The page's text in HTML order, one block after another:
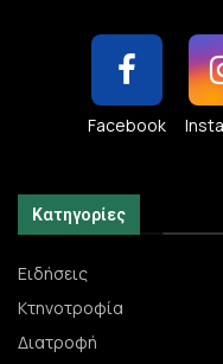
Facebook
Κατηγορίες
Ειδήσεις
Κτηνοτροφία
Διατροφή